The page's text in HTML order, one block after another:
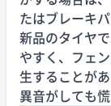
たはブレーキ
新品のタイヤ
やすく、フェ
生することがあ
異音がしても